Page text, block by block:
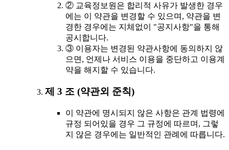
② 교육정보원은 합리적 사유가 발생한 경우
에는 이 약관을 변경할 수 있으며, 약관을 변
경한 경우에는 지체없이 "공지사항"을 통해
공시합니다.
③ 이용자는 변경된 약관사항에 동의하지 않
으면, 언제나 서비스 이용을 중단하고 이용계
약을 해지할 수 있습니다.
제 3 조 (약관외 준칙)
이 약관에 명시되지 않은 사항은 관계 법령에
규정 되어있을 경우 그 규정에 따르며, 그렇
지 않은 경우에는 일반적인 관례에 따릅니다.